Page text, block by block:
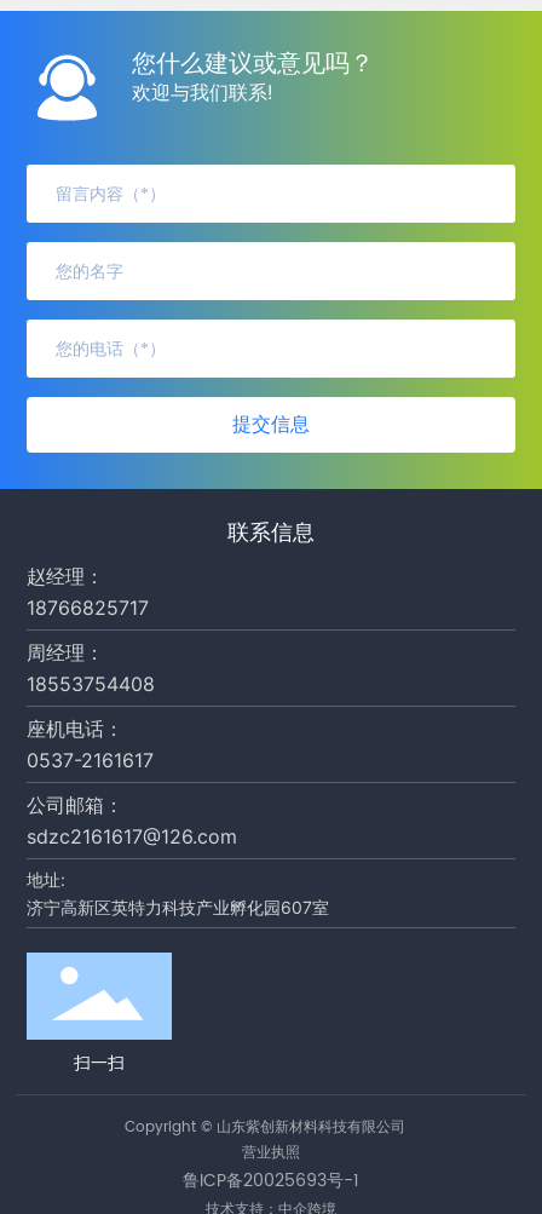
您什么建议或意见吗？
欢迎与我们联系!
提交信息
联系信息
赵经理：
18766825717
周经理：
18553754408
座机电话：
0537-2161617
公司邮箱：
sdzc2161617@126.com
地址:
济宁高新区英特力科技产业孵化园607室
扫一扫
Copyright © 山东紫创新材料科技有限公司
营业执照
鲁ICP备20025693号-1
技术支持：中企跨境